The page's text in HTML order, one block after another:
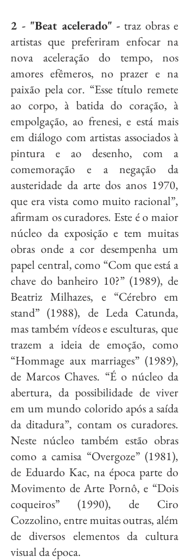
2 - "Beat acelerado" - traz obras e
artistas que preferiram enfocar na
nova aceleração do tempo, nos
amores efêmeros, no prazer e na
paixão pela cor. “Esse título remete
ao corpo, à batida do coração, à
empolgação, ao frenesi, e está mais
em diálogo com artistas associados à
pintura e ao desenho, com a
comemoração e a negação da
austeridade da arte dos anos 1970,
que era vista como muito racional”,
afirmam os curadores. Este é o maior
núcleo da exposição e tem muitas
obras onde a cor desempenha um
papel central, como “Com que está a
chave do banheiro 10?” (1989), de
Beatriz Milhazes, e “Cérebro em
stand” (1988), de Leda Catunda,
mas também vídeos e esculturas, que
trazem a ideia de emoção, como
“Hommage aux marriages” (1989),
de Marcos Chaves. “É o núcleo da
abertura, da possibilidade de viver
em um mundo colorido após a saída
da ditadura”, contam os curadores.
Neste núcleo também estão obras
como a camisa “Overgoze” (1981),
de Eduardo Kac, na época parte do
Movimento de Arte Pornô, e “Dois
coqueiros” (1990), de Ciro
Cozzolino, entre muitas outras, além
de diversos elementos da cultura
visual da época.